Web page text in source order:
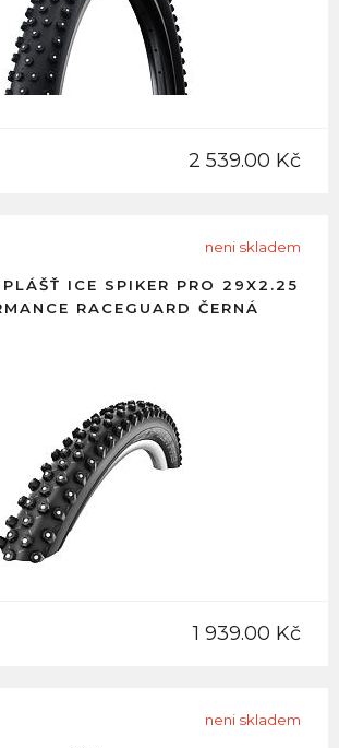
2 539.00 Kč
neni skladem
ICE SPIKER PRO 29X2.25
RACEGUARD ČERNÁ
1 939.00 Kč
neni skladem